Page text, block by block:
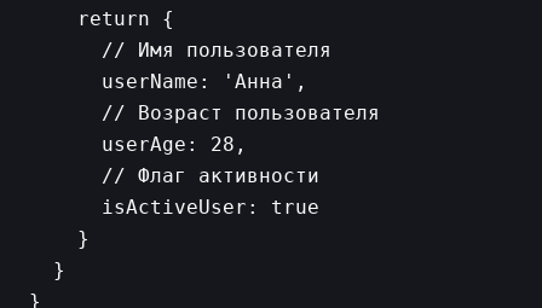
    return {
      // Имя пользователя
      userName: 'Анна',
      // Возраст пользователя
      userAge: 28,
      // Флаг активности
      isActiveUser: true
    }
  }